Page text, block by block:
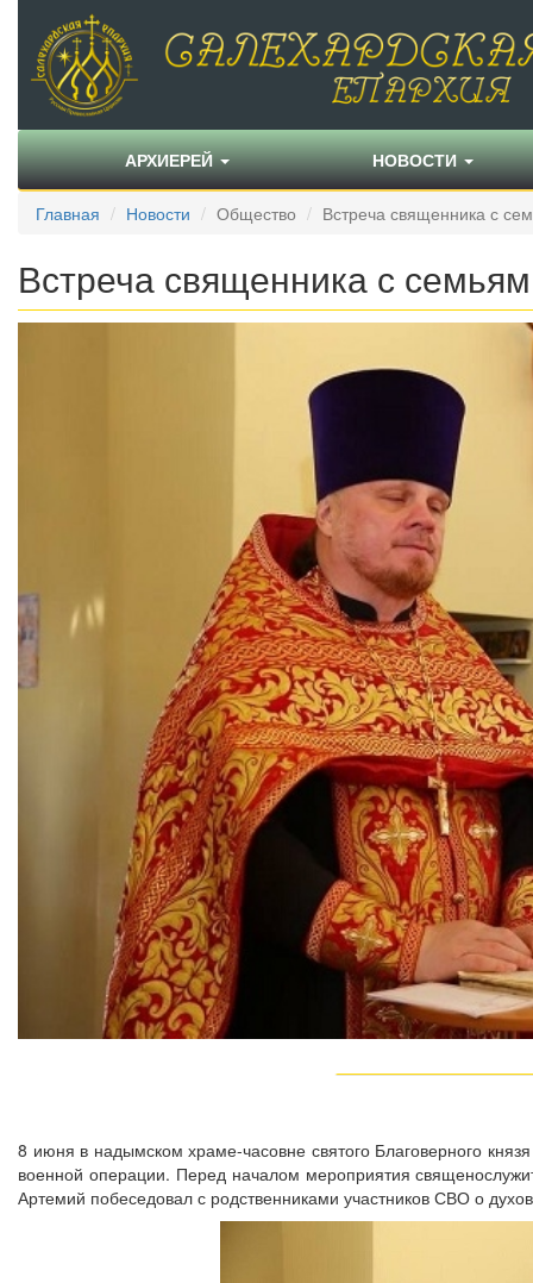
АРХИЕРЕЙ НОВОСТИ
Главная Новости Общество Встреча священника с
Встреча священника с
8 июня в надымском храме-часовне святого Благоверного
военной операции. Перед началом мероприятия
Артемий побеседовал с родственниками участников СВО о